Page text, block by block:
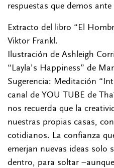
respuestas que demos
Extracto del libro “El
Viktor Frankl.
Ilustración de Ashleigh
“Layla’s Happiness” de
Sugerencia: Meditación
canal de YOU TUBE de
nos recuerda que la
nuestras propias casas,
cotidianos. La confianza
emerjan nuevas ideas solo
dentro, para soltar